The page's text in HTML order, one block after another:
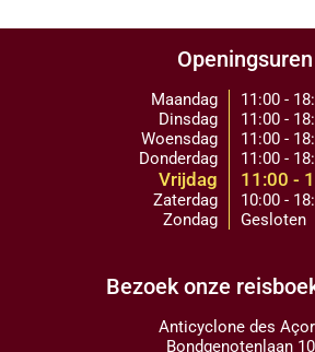
Openingsuren
Maandag
Dinsdag
Woensdag
Donderdag
Vrijdag
Zaterdag
Zondag
11:00 -
11:00 -
11:00 -
11:00 -
11:00 -
10:00 -
Gesloten
Bezoek onze
Anticyclone des
Bondgenotenlaan